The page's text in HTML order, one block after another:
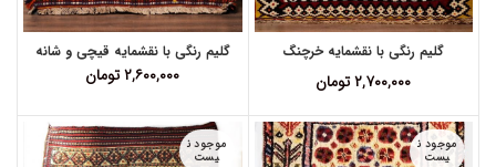
گلیم رنگی با نقشمایه خرچنگ
۲,۷۰۰,۰۰۰تومان
گلیم رنگی با نقشمایه قیچی و شانه
۲,۶۰۰,۰۰۰تومان
موجود ن
یست
موجود ن
یست